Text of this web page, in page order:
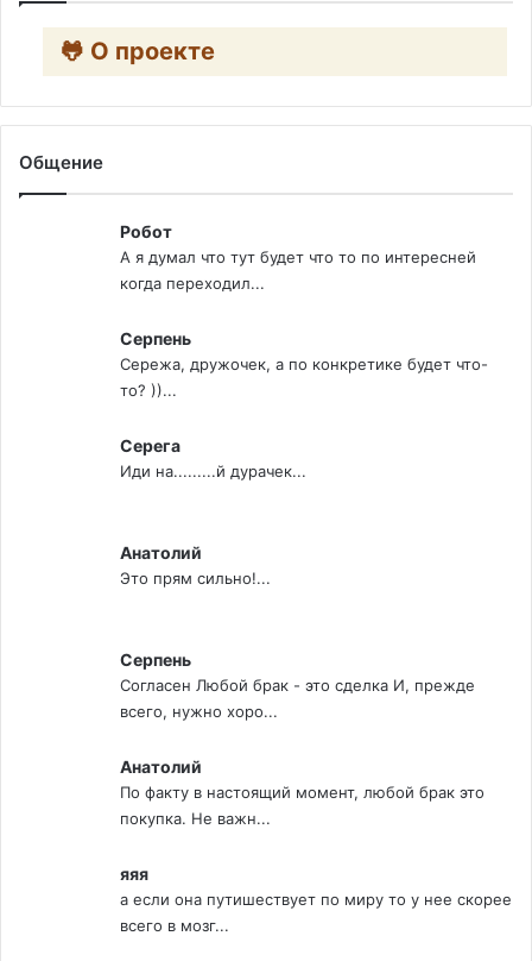
🐸 О проекте
Общение
Робот
А я думал что тут будет что то по интересней
когда переходил...
Серпень
Сережа, дружочек, а по конкретике будет что-
то? ))...
Серега
Иди на.........й дурачек...
Анатолий
Это прям сильно!...
Серпень
Согласен Любой брак - это сделка И, прежде
всего, нужно хоро...
Анатолий
По факту в настоящий момент, любой брак это
покупка. Не важн...
яяя
а если она путишествует по миру то у нее скорее
всего в мозг...